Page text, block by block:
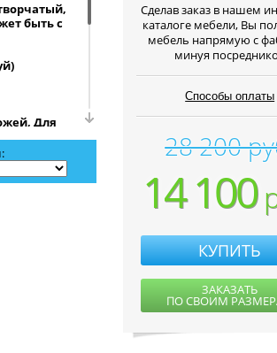
быть с
Для
на
Cделав заказ в нашем
каталоге мебели, Вы
мебель напрямую с
минуя
Способы оплаты
28 200
14 100
КУПИТЬ
ЗАКАЗАТЬ
ПО СВОИМ